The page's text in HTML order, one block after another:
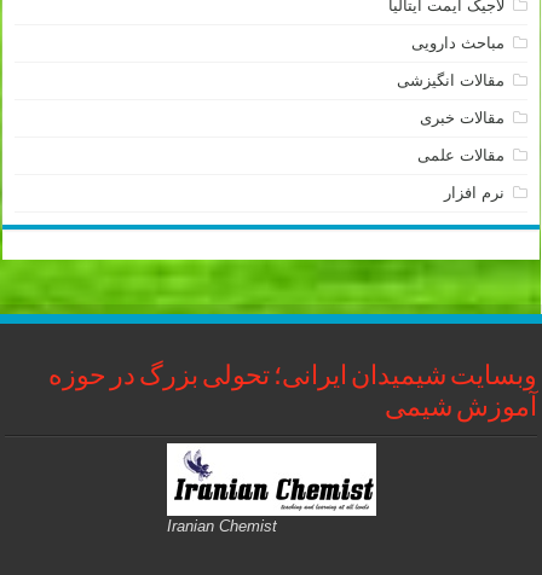
لاجیک آیمت ایتالیا
مباحث دارویی
مقالات انگیزشی
مقالات خبری
مقالات علمی
نرم افزار
وبسایت شیمیدان ایرانی؛ تحولی بزرگ در حوزه
آموزش شیمی
Iranian Chemist